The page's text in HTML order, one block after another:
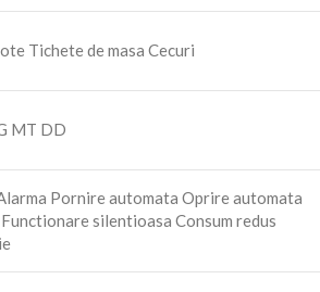
Tichete de masa Cecuri
MT DD
Pornire automata Oprire automata
silentioasa Consum redus